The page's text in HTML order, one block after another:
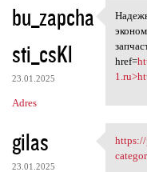
bu_zapcha
sti_csKl
23.01.2025
Adres
href=
gilas
23.01.2025